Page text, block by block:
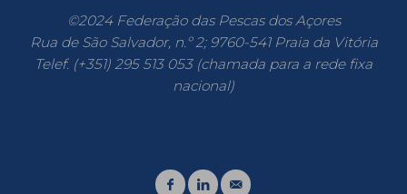
©2024 Federação das Pescas dos Açores
Rua de São Salvador, n.º 2; 9760-541 Praia da Vitória
Telef. (+351) 295 513 053 (chamada para a rede fixa
nacional)